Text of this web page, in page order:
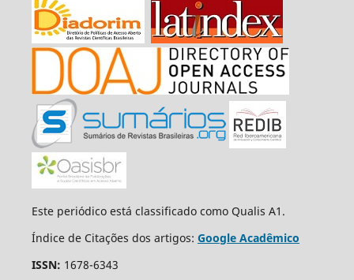
Este periódico está classificado como Qualis A1.
Índice de Citações dos artigos: Google Acadêmico
ISSN: 1678-6343